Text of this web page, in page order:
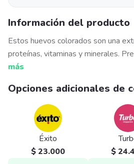
Información del producto
Estos huevos colorados son una
proteínas, vitaminas y minerales.
más
Opciones adicionales de
Éxito
$ 23.000
$